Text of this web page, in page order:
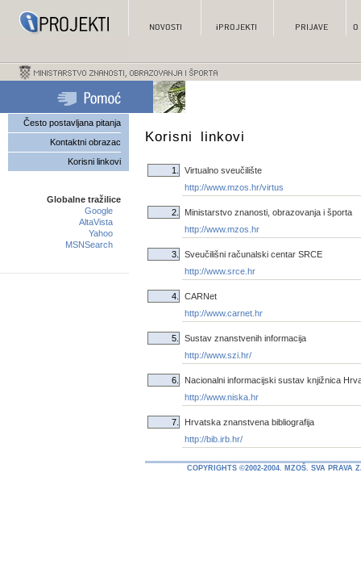
Često postavljana pitanja
Kontaktni obrazac
Korisni linkovi
Globalne tražilice
Google
AltaVista
Yahoo
MSNSearch
Korisni linkovi
1.
Virtualno sveučilište
http://www.mzos.hr/virtus
2.
Ministarstvo znanosti, obrazovanja i športa
http://www.mzos.hr
3.
Sveučilišni računalski centar SRCE
http://www.srce.hr
4.
CARNet
http://www.carnet.hr
5.
Sustav znanstvenih informacija
http://www.szi.hr/
6.
Nacionalni informacijski sustav knjižnica
http://www.niska.hr
7.
Hrvatska znanstvena bibliografija
http://bib.irb.hr/
COPYRIGHTS ©2002-2004. MZOŠ. SVA PRAVA